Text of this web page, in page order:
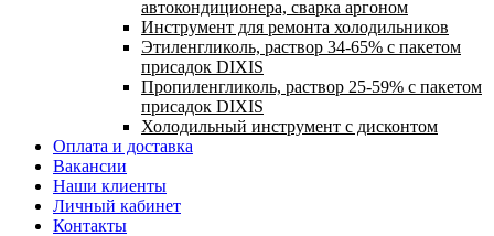
автокондиционера, сварка аргоном
Инструмент для ремонта холодильников
Этиленгликоль, раствор 34-65% с пакетом
присадок DIXIS
Пропиленгликоль, раствор 25-59% с пакетом
присадок DIXIS
Холодильный инструмент с дисконтом
Оплата и доставка
Вакансии
Наши клиенты
Личный кабинет
Контакты